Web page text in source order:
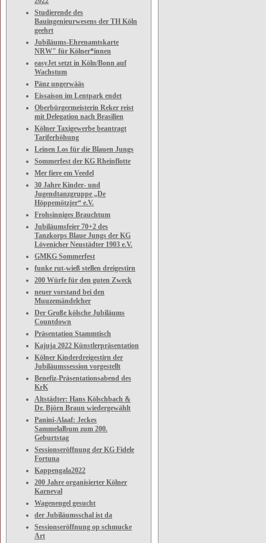
Studierende des
Bauingenieurwesens der TH Köln
geehrt
Jubiläums-Ehrenamtskarte
NRW" für Kölner*innen
easyJet setzt in Köln/Bonn auf
Wachstum
Pänz ungerwääs
Eissaison im Lentpark endet
Oberbürgermeisterin Reker reist
mit Delegation nach Brasilien
Kölner Taxigewerbe beantragt
Tariferhöhung
Leinen Los für die Blauen Jungs
Sommerfest der KG Rheinflotte
Mer fiere em Veedel
30 Jahre Kinder- und
Jugendtanzgruppe „De
Höppemötzjer“ e.V.
Frohsinniges Brauchtum
Jubiläumsfeier 70+2 des
Tanzkorps Blaue Jungs der KG
Lövenicher Neustädter 1903 e.V.
GMKG Sommerfest
funke rut-wieß stellen dreigestirn
200 Würfe für den guten Zweck
neuer vorstand bei den
Muuzemändelcher
Der Große kölsche Jubiläums
Countdown
Präsentation Stammtisch
Kajuja 2022 Künstlerpräsentation
Kölner Kinderdreigestirn der
Jubiläumssession vorgestellt
Benefiz-Präsentationsabend des
KrK
Altstädter: Hans Kölschbach &
Dr. Björn Braun wiedergewählt
Panini-Alaaf: Jeckes
Sammelalbum zum 200.
Geburtstag
Sessionseröffnung der KG Fidele
Fortuna
Kappengala2022
200 Jahre organisierter Kölner
Karneval
Wagenengel gesucht
der Jubiläumsschal ist da
Sessionseröffnung op schmucke
Art